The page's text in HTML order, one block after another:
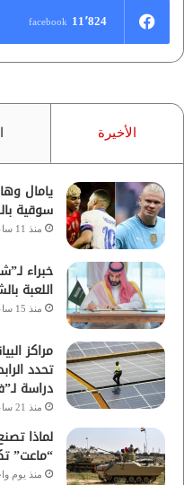
11٬824 facebook
الأخيرة
يامال
سوقية
منذ 11 ساعة
خبراء
اللعبة
منذ 15 ساعة
مراكز
تحدد
دراسة
منذ 21 ساعة
لماذا
“ماعت”
منذ يوم